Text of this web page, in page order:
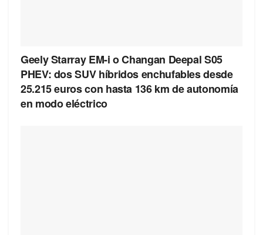
Geely Starray EM-i o Changan Deepal S05
PHEV: dos SUV híbridos enchufables desde
25.215 euros con hasta 136 km de autonomía
en modo eléctrico